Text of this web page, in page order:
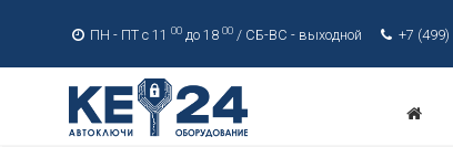
ПН - ПТ с 1100 до 1800 / СБ-ВС - выходной +7 (499)